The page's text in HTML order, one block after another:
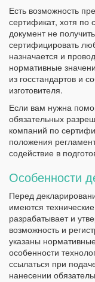
Есть возможность
сертификат, хотя
документ не
сертифицировать
назначается и
нормативные
из госстандартов и
изготовителя.
Если вам нужна
обязательных
компаний по
положения
содействие в
Особенности
Перед
имеются
разрабатывает и
возможность и
указаны
особенности
ссылаться при
нанесении